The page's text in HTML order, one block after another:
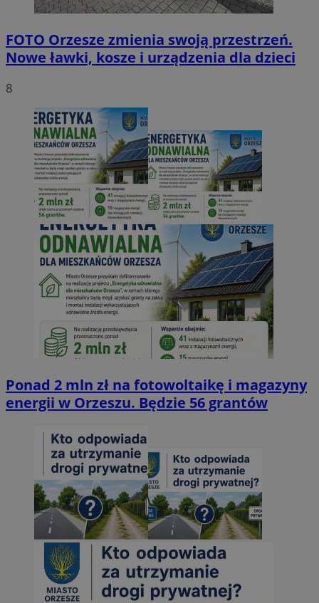
FOTO Orzesze zmienia swoją przestrzeń.
Nowe ławki, kosze i urządzenia dla dzieci
8
Ponad 2 mln zł na fotowoltaikę i magazyny
energii w Orzeszu. Będzie 56 grantów